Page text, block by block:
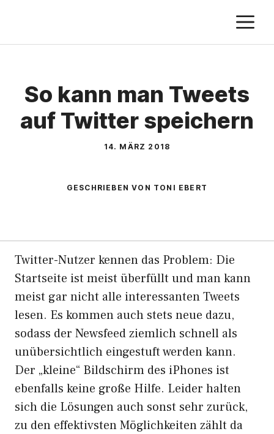
springen
So kann man Tweets
auf Twitter speichern
14. MÄRZ 2018
GESCHRIEBEN VON TONI EBERT
Twitter-Nutzer kennen das Problem: Die
Startseite ist meist überfüllt und man kann
meist gar nicht alle interessanten Tweets
lesen. Es kommen auch stets neue dazu,
sodass der Newsfeed ziemlich schnell als
unübersichtlich eingestuft werden kann.
Der „kleine“ Bildschirm des iPhones ist
ebenfalls keine große Hilfe. Leider halten
sich die Lösungen auch sonst sehr zurück,
zu den effektivsten Möglichkeiten zählt da